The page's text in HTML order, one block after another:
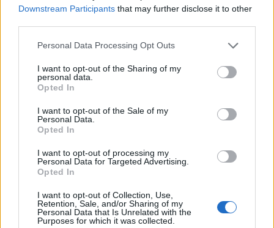
Downstream Participants that may further disclose it to other
Please note that this website/app uses one or more Google
not limited to your visit or usage behaviour. You may click to
grant or deny consent to Google and its third-party tags to
use your data for below specified purposes in below Google
consent section.
Personal Data Processing Opt Outs
I want to opt-out of the Sharing of my
personal data.
Opted In
I want to opt-out of the Sale of my
Personal Data.
Opted In
I want to opt-out of processing my
Personal Data for Targeted Advertising.
Opted In
I want to opt-out of Collection, Use,
Retention, Sale, and/or Sharing of my
Personal Data that Is Unrelated with the
Purposes for which it was collected.
Mesék a fa alól: karácsonyi